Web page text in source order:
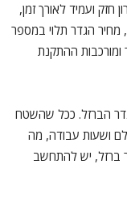
חזק ועמיד לאורך זמן,
הגדר תלוי במספר
ומורכבות ההתקנת
הברזל. ככל שהשטח
ושעות עבודה, מה
ברזל, יש להתחשב